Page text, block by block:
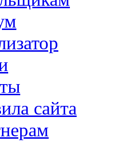
сайта